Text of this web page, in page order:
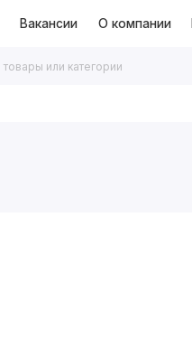
Вакансии О компании